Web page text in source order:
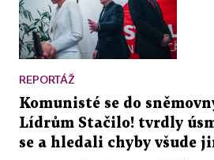
REPORTÁŽ
Komunisté se do
Lídrům Stačilo! tvrdly
se a hledali chyby všude